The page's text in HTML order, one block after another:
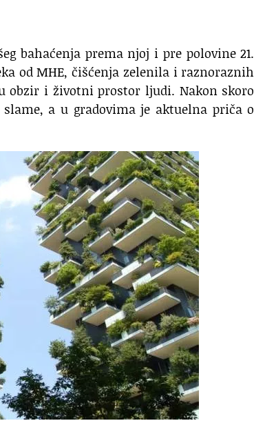
bahaćenja prema njoj i pre polovine 21.
od MHE, čišćenja zelenila i raznoraznih
obzir i životni prostor ljudi. Nakon skoro
a u gradovima je aktuelna priča o